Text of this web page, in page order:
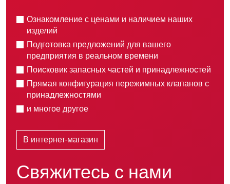
Ознакомление с ценами и наличием наших
изделий
Подготовка предложений для вашего
предприятия в реальном времени
Поисковик запасных частей и принадлежностей
Прямая конфигурация пережимных клапанов с
принадлежностями
и многое другое
В интернет-магазин
Свяжитесь с нами